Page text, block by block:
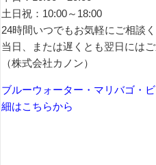
土日祝：10:00～18:00
24時間いつでもお気軽にご相談く
当日、または遅くとも翌日には
（株式会社カノン）
ブルーウォーター・マリバゴ・
細はこちらから